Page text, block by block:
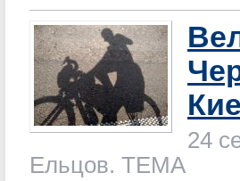
24
Ельцов. ТЕМА